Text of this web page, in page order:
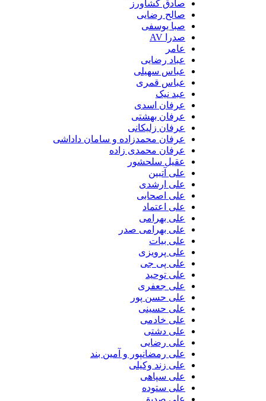
صادق کشاورز
صالح رضایی
صبا یوسفی
صدرا AV
عامر
عباد رضایی
عباس سهیلی
عباس قمری
عبد نیک
عرفان اسدی
عرفان بهشتی
عرفان زلیکانی
عرفان محمدزاده و سامان داداشی
عرفان محمدی زاده
عقیل سلحشور
علی آتبین
علی ارشدی
علی اصحابی
علی اعتماد
علی بهرامی
علی بهرامی صدر
علی بیات
علی پرویزی
علی پی جی
علی توحید
علی جعفری
علی حسن پور
علی حسینی
علی خادمی
علی دشتی
علی رضایی
علی رمضانپور و آمین بند
علی زند وکیلی
علی سپاهی
علی ستوده